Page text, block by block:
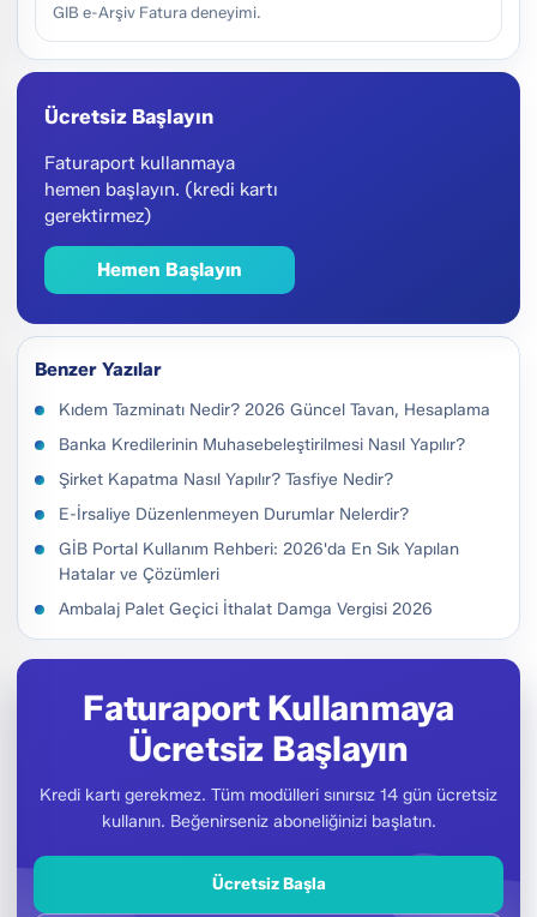
GIB e-Arşiv Fatura deneyimi.
Ücretsiz Başlayın
Faturaport kullanmaya
hemen başlayın. (kredi kartı
gerektirmez)
Hemen Başlayın
Benzer Yazılar
Kıdem Tazminatı Nedir? 2026 Güncel Tavan, Hesaplama
Banka Kredilerinin Muhasebeleştirilmesi Nasıl Yapılır?
Şirket Kapatma Nasıl Yapılır? Tasfiye Nedir?
E-İrsaliye Düzenlenmeyen Durumlar Nelerdir?
GİB Portal Kullanım Rehberi: 2026'da En Sık Yapılan
Hatalar ve Çözümleri
Ambalaj Palet Geçici İthalat Damga Vergisi 2026
Faturaport Kullanmaya
Ücretsiz Başlayın
Kredi kartı gerekmez. Tüm modülleri sınırsız 14 gün ücretsiz
kullanın. Beğenirseniz aboneliğinizi başlatın.
Ücretsiz Başla